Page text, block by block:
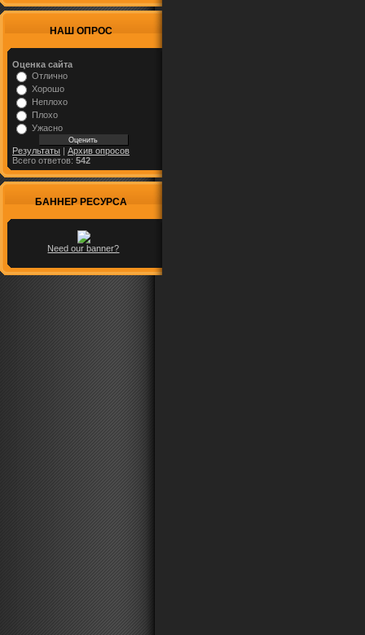
НАШ ОПРОС
Оценка сайта
Отлично
Хорошо
Неплохо
Плохо
Ужасно
Результаты | Архив опросов
Всего ответов: 542
БАННЕР РЕСУРСА
Need our banner?